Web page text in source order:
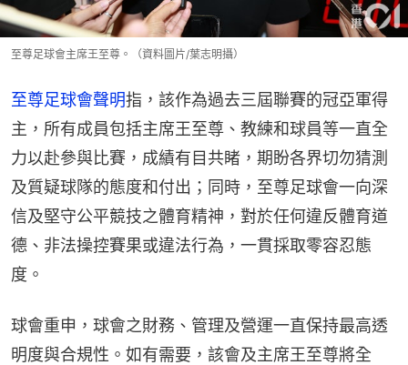
至尊足球會主席王至尊。（資料圖片/葉志明攝）
至尊足球會聲明指，該作為過去三屆聯賽的冠亞軍得
主，所有成員包括主席王至尊、教練和球員等一直全
力以赴參與比賽，成績有目共睹，期盼各界切勿猜測
及質疑球隊的態度和付出；同時，至尊足球會一向深
信及堅守公平競技之體育精神，對於任何違反體育道
德、非法操控賽果或違法行為，一貫採取零容忍態
度。
球會重申，球會之財務、管理及營運一直保持最高透
明度與合規性。如有需要，該會及主席王至尊將全